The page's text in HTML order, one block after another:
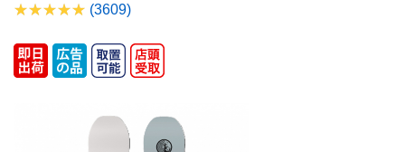
(3609)